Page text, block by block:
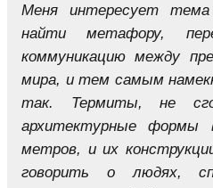
Меня интересует
найти метафору,
коммуникацию между
мира, и тем самым
так. Термиты, не
архитектурные формы
метров, и их
говорить о людях,